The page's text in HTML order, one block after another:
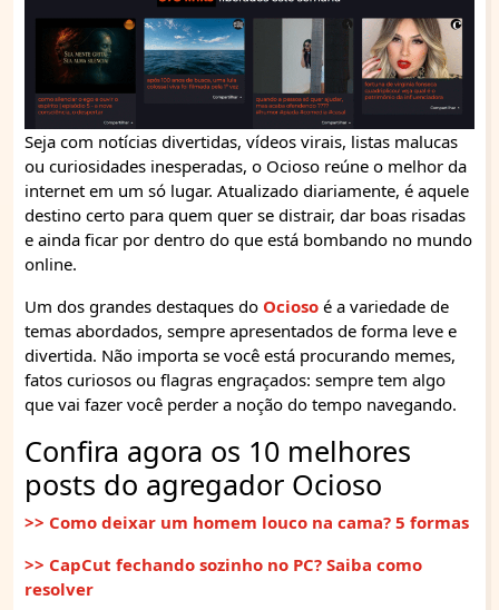
Seja com notícias divertidas, vídeos virais, listas malucas
ou curiosidades inesperadas, o Ocioso reúne o melhor da
internet em um só lugar. Atualizado diariamente, é aquele
destino certo para quem quer se distrair, dar boas risadas
e ainda ficar por dentro do que está bombando no mundo
online.
Um dos grandes destaques do Ocioso é a variedade de
temas abordados, sempre apresentados de forma leve e
divertida. Não importa se você está procurando memes,
fatos curiosos ou flagras engraçados: sempre tem algo
que vai fazer você perder a noção do tempo navegando.
Confira agora os 10 melhores
posts do agregador Ocioso
>> Como deixar um homem louco na cama? 5 formas
>> CapCut fechando sozinho no PC? Saiba como
resolver